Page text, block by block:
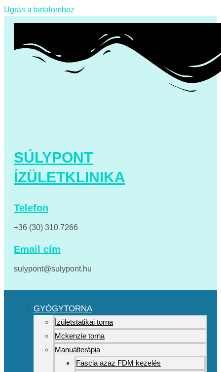
Ugrás a tartalomhoz
SÚLYPONT
ÍZÜLETKLINIKA
Telefon
+36 (30) 310 7266
Email cím
sulypont@sulypont.hu
GYÓGYTORNA
Ízületstatikai torna
Mckenzie torna
Manuálterápia
Fascia azaz FDM kezelés